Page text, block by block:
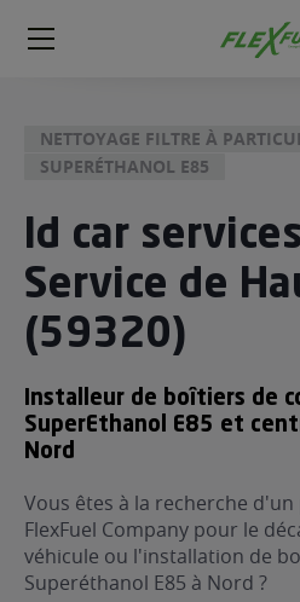
Méga
le Décalaminage
E85
du carburant avec
NETTOYAGE FILTRE À
SUPERÉTHANOL E85
Id car
Service de
(59320)
Installeur de boîtiers de
SuperEthanol E85 et
Nord
Vous êtes à la recherche
FlexFuel Company pour le
véhicule ou l'installation de
Superéthanol E85 à Nord ?